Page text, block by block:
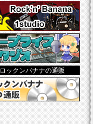
ロックンバナナの通販